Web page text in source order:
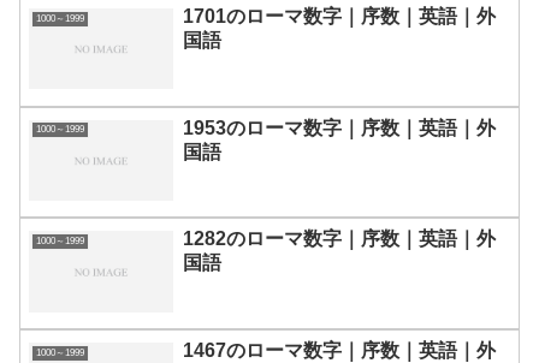
1000～1999
1701のローマ数字｜序数｜英語｜外
国語
1000～1999
1953のローマ数字｜序数｜英語｜外
国語
1000～1999
1282のローマ数字｜序数｜英語｜外
国語
1000～1999
1467のローマ数字｜序数｜英語｜外